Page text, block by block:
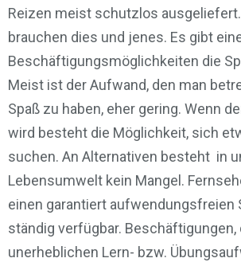
Reizen meist schutzlos
brauchen dies und jenes. Es gibt
Beschäftigungsmöglichkeiten die
Meist ist der Aufwand, den man
Spaß zu haben, eher gering. Wenn
wird besteht die Möglichkeit, sich
suchen. An Alternativen besteht in
Lebensumwelt kein Mangel.
einen garantiert aufwendungsfreien
ständig verfügbar.
unerheblichen Lern- bzw.